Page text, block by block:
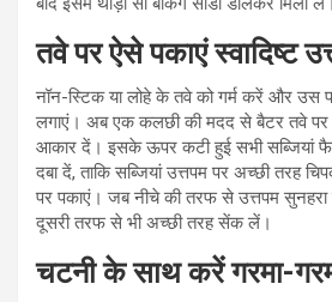
तवे पर ऐसे पकाएं स्वादिष्ट
नॉन-स्टिक या लोहे के तवे को गर्म करें और उस
लगाएं। अब एक कलछी की मदद से बैटर तवे पर
आकार दें। इसके ऊपर कटी हुई सभी सब्जियां
दबा दें, ताकि सब्जियां उत्तपम पर अच्छी तरह
पर पकाएं। जब नीचे की तरफ से उत्तपम
दूसरी तरफ से भी अच्छी तरह सेंक लें।
चटनी के साथ करें गरमा-